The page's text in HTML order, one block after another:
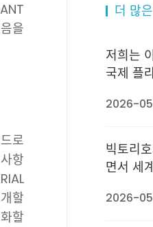
을
로
항
할
할
더 많
저희는
국제 플
대합니다. — 티안치 난연재 &
2026-
빅토리
면서 세
2026-